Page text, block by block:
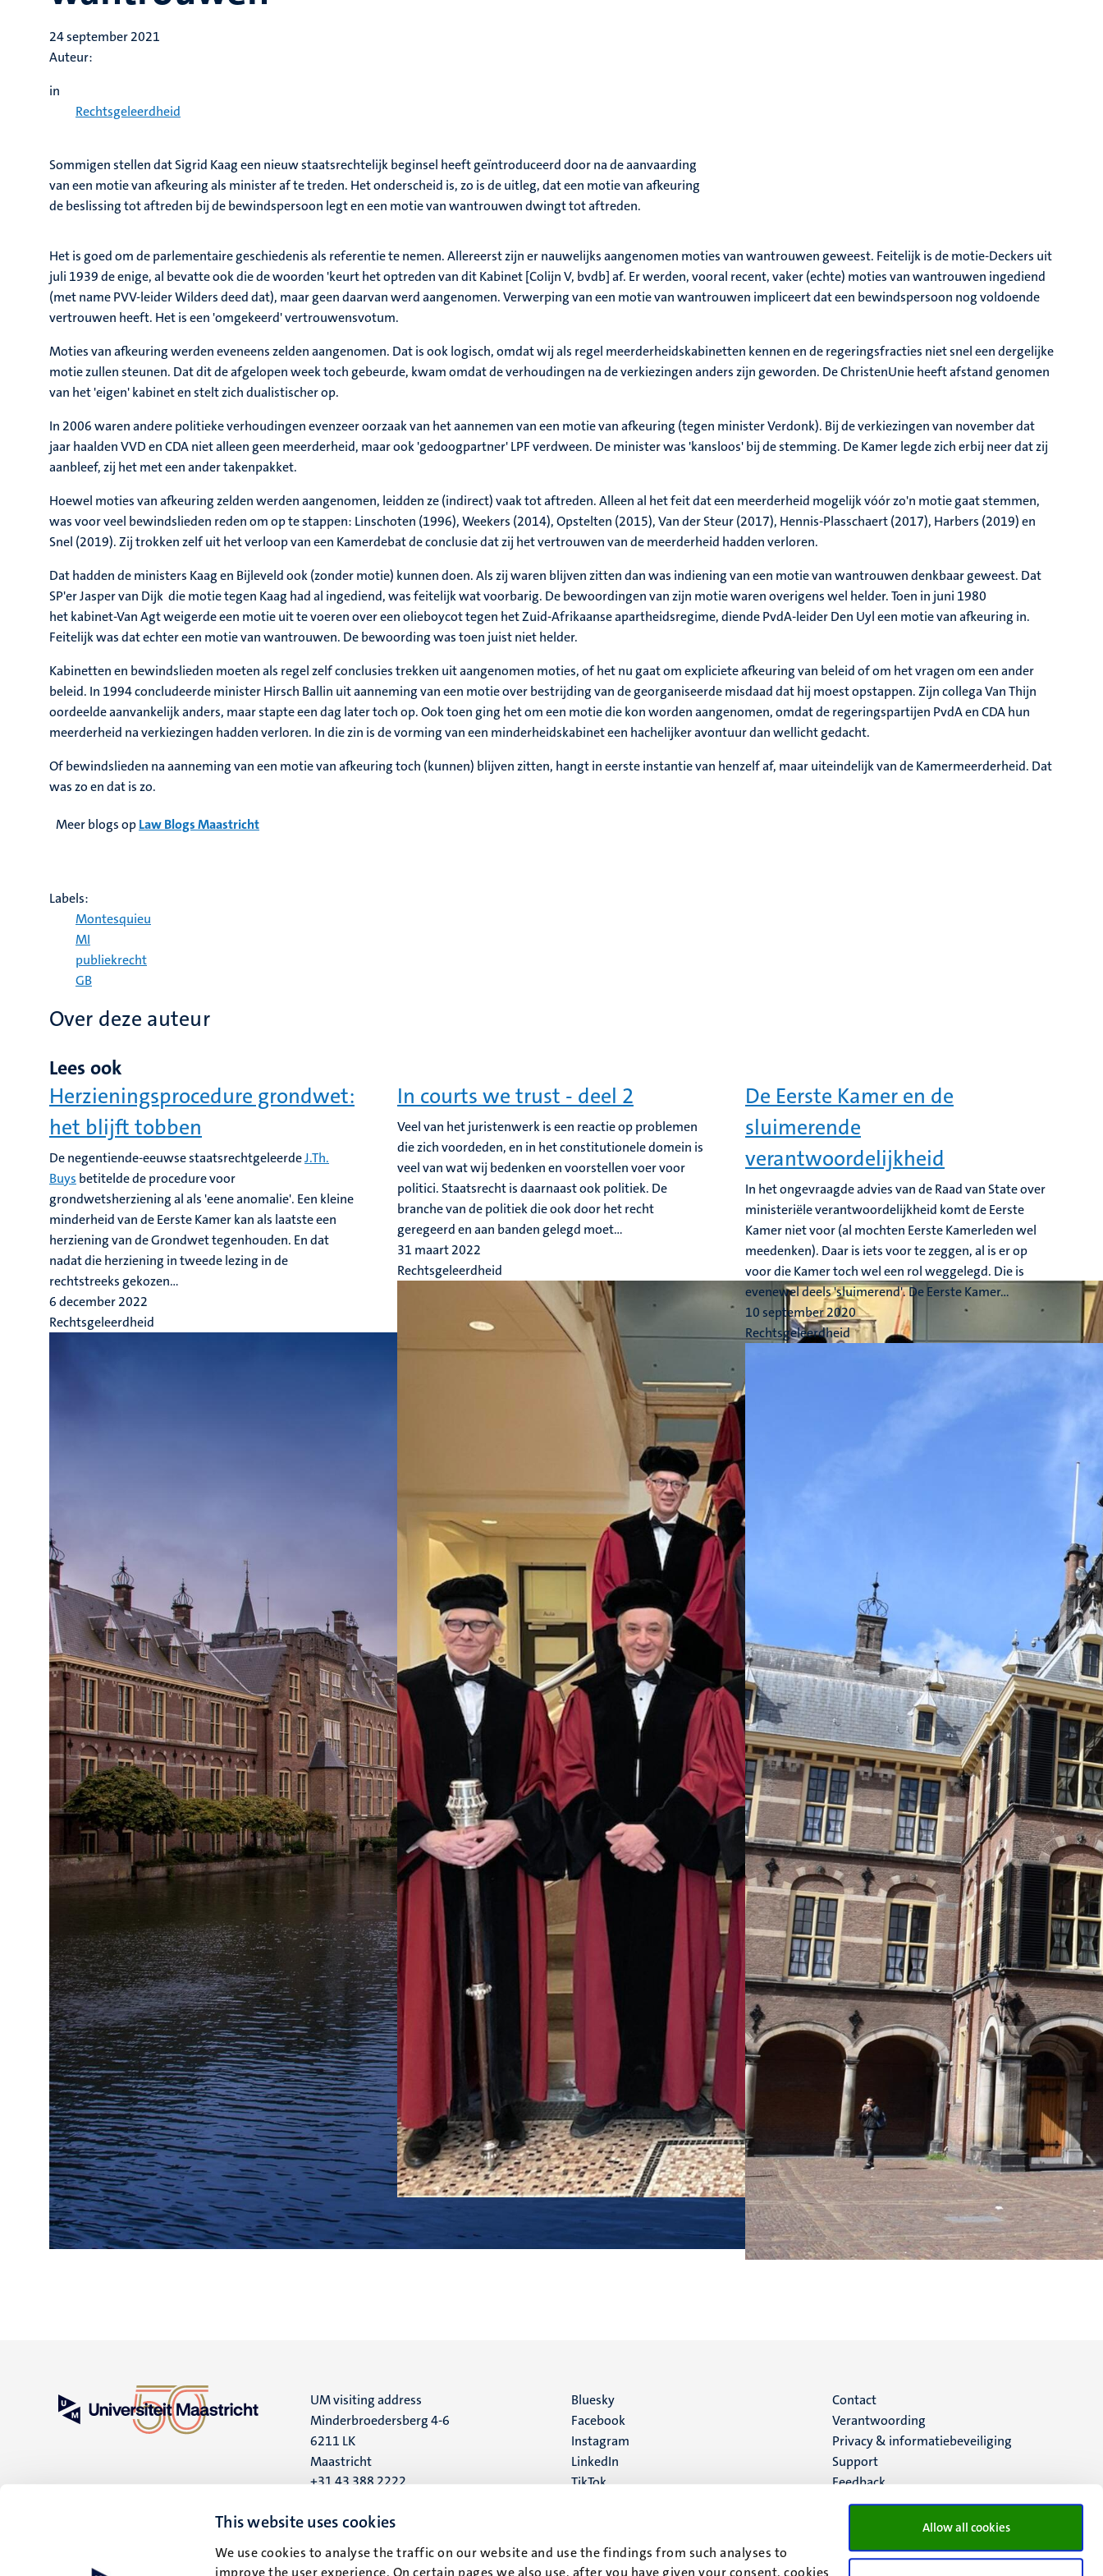
This website uses cookies
We use cookies to analyse the traffic on our website and use the findings from such analyses to
improve the user experience. On certain pages we also use, after you have given your consent, cookies
Allow all cookies
24 september 2021
Auteur:
in
Rechtsgeleerdheid
Sommigen stellen dat Sigrid Kaag een nieuw staatsrechtelijk beginsel heeft geïntroduceerd door na de aanvaarding
van een motie van afkeuring als minister af te treden. Het onderscheid is, zo is de uitleg, dat een motie van afkeuring
de beslissing tot aftreden bij de bewindspersoon legt en een motie van wantrouwen dwingt tot aftreden.
Het is goed om de parlementaire geschiedenis als referentie te nemen. Allereerst zijn er nauwelijks aangenomen moties van wantrouwen geweest. Feitelijk is de motie-Deckers uit
juli 1939 de enige, al bevatte ook die de woorden 'keurt het optreden van dit Kabinet [Colijn V, bvdb] af. Er werden, vooral recent, vaker (echte) moties van wantrouwen ingediend
(met name PVV-leider Wilders deed dat), maar geen daarvan werd aangenomen. Verwerping van een motie van wantrouwen impliceert dat een bewindspersoon nog voldoende
vertrouwen heeft. Het is een 'omgekeerd' vertrouwensvotum.
Moties van afkeuring werden eveneens zelden aangenomen. Dat is ook logisch, omdat wij als regel meerderheidskabinetten kennen en de regeringsfracties niet snel een dergelijke
motie zullen steunen. Dat dit de afgelopen week toch gebeurde, kwam omdat de verhoudingen na de verkiezingen anders zijn geworden. De ChristenUnie heeft afstand genomen
van het 'eigen' kabinet en stelt zich dualistischer op.
In 2006 waren andere politieke verhoudingen evenzeer oorzaak van het aannemen van een motie van afkeuring (tegen minister Verdonk). Bij de verkiezingen van november dat
jaar haalden VVD en CDA niet alleen geen meerderheid, maar ook 'gedoogpartner' LPF verdween. De minister was 'kansloos' bij de stemming. De Kamer legde zich erbij neer dat zij
aanbleef, zij het met een ander takenpakket.
Hoewel moties van afkeuring zelden werden aangenomen, leidden ze (indirect) vaak tot aftreden. Alleen al het feit dat een meerderheid mogelijk vóór zo'n motie gaat stemmen,
was voor veel bewindslieden reden om op te stappen: Linschoten (1996), Weekers (2014), Opstelten (2015), Van der Steur (2017), Hennis-Plasschaert (2017), Harbers (2019) en
Snel (2019). Zij trokken zelf uit het verloop van een Kamerdebat de conclusie dat zij het vertrouwen van de meerderheid hadden verloren.
Dat hadden de ministers Kaag en Bijleveld ook (zonder motie) kunnen doen. Als zij waren blijven zitten dan was indiening van een motie van wantrouwen denkbaar geweest. Dat
SP'er Jasper van Dijk die motie tegen Kaag had al ingediend, was feitelijk wat voorbarig. De bewoordingen van zijn motie waren overigens wel helder. Toen in juni 1980
het kabinet-Van Agt weigerde een motie uit te voeren over een olieboycot tegen het Zuid-Afrikaanse apartheidsregime, diende PvdA-leider Den Uyl een motie van afkeuring in.
Feitelijk was dat echter een motie van wantrouwen. De bewoording was toen juist niet helder.
Kabinetten en bewindslieden moeten als regel zelf conclusies trekken uit aangenomen moties, of het nu gaat om expliciete afkeuring van beleid of om het vragen om een ander
beleid. In 1994 concludeerde minister Hirsch Ballin uit aanneming van een motie over bestrijding van de georganiseerde misdaad dat hij moest opstappen. Zijn collega Van Thijn
oordeelde aanvankelijk anders, maar stapte een dag later toch op. Ook toen ging het om een motie die kon worden aangenomen, omdat de regeringspartijen PvdA en CDA hun
meerderheid na verkiezingen hadden verloren. In die zin is de vorming van een minderheidskabinet een hachelijker avontuur dan wellicht gedacht.
Of bewindslieden na aanneming van een motie van afkeuring toch (kunnen) blijven zitten, hangt in eerste instantie van henzelf af, maar uiteindelijk van de Kamermeerderheid. Dat
was zo en dat is zo.
Meer blogs opLaw Blogs Maastricht
Labels:
Montesquieu
MI
publiekrecht
GB
Over deze auteur
Lees ook
Herzieningsprocedure grondwet:
het blijft tobben
De negentiende-eeuwse staatsrechtgeleerdeJ.Th.
Buys betitelde de procedure voor
grondwetsherziening al als 'eene anomalie'. Een kleine
minderheid van de Eerste Kamer kan als laatste een
herziening van de Grondwet tegenhouden. En dat
nadat die herziening in tweede lezing in de
rechtstreeks gekozen...
6 december 2022
Rechtsgeleerdheid
In courts we trust - deel 2
Veel van het juristenwerk is een reactie op problemen
die zich voordeden, en in het constitutionele domein is
veel van wat wij bedenken en voorstellen voer voor
politici. Staatsrecht is daarnaast ook politiek. De
branche van de politiek die ook door het recht
geregeerd en aan banden gelegd moet...
31 maart 2022
Rechtsgeleerdheid
De Eerste Kamer en de
sluimerende
verantwoordelijkheid
In het ongevraagde advies van de Raad van State over
ministeriële verantwoordelijkheid komt de Eerste
Kamer niet voor (al mochten Eerste Kamerleden wel
meedenken). Daar is iets voor te zeggen, al is er op
voor die Kamer toch wel een rol weggelegd. Die is
evenewel deels 'sluimerend'. De Eerste Kamer...
10 september 2020
Rechtsgeleerdheid
UM visiting address
Minderbroedersberg 4-6
6211 LK
Maastricht
+31 43 388 2222
UM postal address
6200 MD
Social
media
Bluesky
Facebook
Instagram
LinkedIn
TikTok
Menu
footer
(NL)
Contact
Verantwoording
Privacy & informatiebeveiliging
Support
Feedback